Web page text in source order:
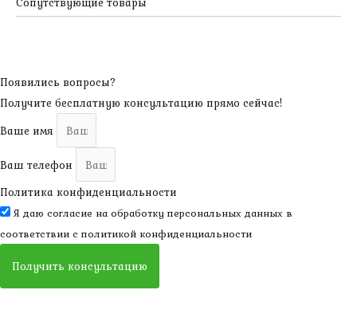
Появились вопросы?
Получите бесплатную консультацию прямо сейчас!
Ваше имя
Ваш телефон
Политика конфиденциальности
Я даю согласие на обработку персональных данных в
соответствии с политикой конфиденциальности
Получить консультацию